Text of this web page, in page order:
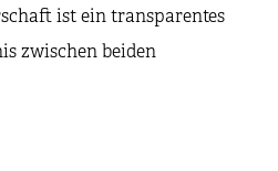
ist ein transparentes
zwischen beiden